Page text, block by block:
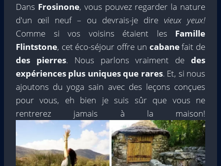
Dans Frosinone, vous pouvez regarder la nature
d'un œil neuf – ou devrais-je dire vieux yeux!
Comme si vos voisins étaient les Famille
Flintstone, cet éco-séjour offre un cabanefait de
des pierres. Nous parlons vraiment dedes
expériences plus uniques que rares. Et, si nous
ajoutons du yoga sain avec des leçons conçues
pour vous, eh bien je suis sûr que vous ne
rentrerez jamais à la maison!